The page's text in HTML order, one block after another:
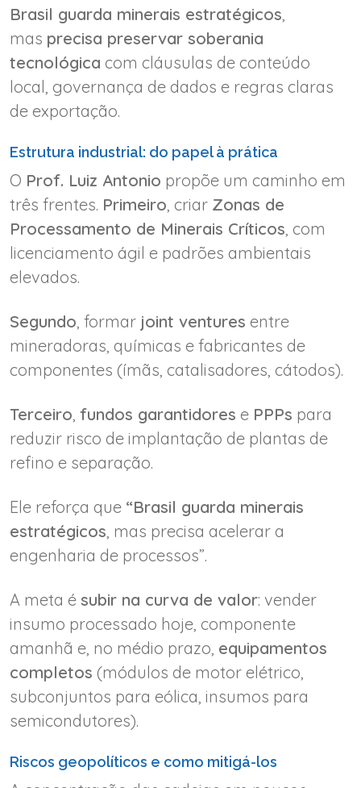
Brasil guarda minerais estratégicos
mas precisa preservar soberania
tecnológica com cláusulas de conteúdo
local, governança de dados e regras claras
de exportação.
Estrutura industrial: do papel à prática
O Prof. Luiz Antonio propõe um caminho em
três frentes. Primeiro , criar Zonas de
Processamento de Minerais Críticos , com
licenciamento ágil e padrões ambientais
elevados.
Segundo , formar joint ventures entre
mineradoras, químicas e fabricantes de
componentes (ímãs, catalisadores, cátodos).
Terceiro fundos garantidores e PPPs para
reduzir risco de implantação de plantas de
refino e separação.
Ele reforça que “Brasil guarda minerais
estratégicos , mas precisa acelerar a
engenharia de processos”.
A meta é subir na curva de valor: vender
insumo processado hoje, componente
amanhã e, no médio prazo, equipamentos
completos (módulos de motor elétrico,
subconjuntos para eólica, insumos para
semicondutores).
Riscos geopolíticos e como mitigá-los